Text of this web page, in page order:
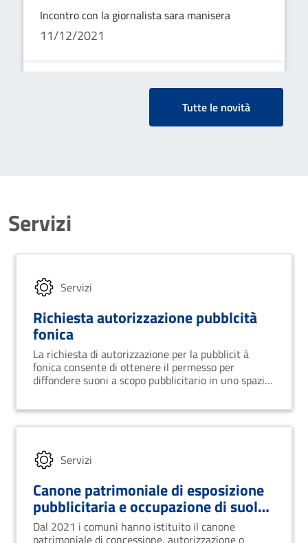
Incontro con la giornalista sara manisera
11/12/2021
Tutte le novità
Servizi
Servizi
Richiesta autorizzazione pubblcità
fonica
La richiesta di autorizzazione per la pubblicit à
fonica consente di ottenere il permesso per
diffondere suoni a scopo pubblicitario in uno spazio
Servizi
Canone patrimoniale di esposizione
pubblicitaria e occupazione di suolo
pubblico
Dal 2021 i comuni hanno istituito il canone
patrimoniale di concessione, autorizzazione o